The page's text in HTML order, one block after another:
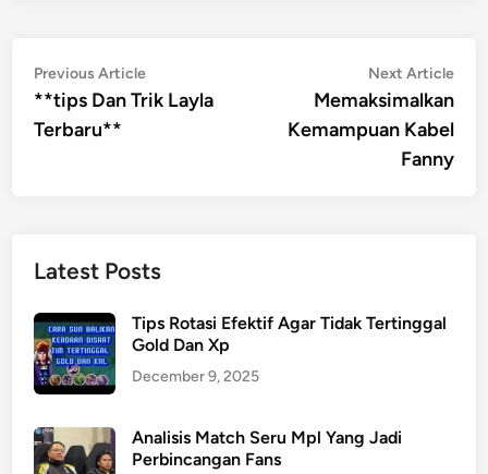
Post
navigation
Previous ArticlePrevious
article:
**tips Dan Trik Layla
Terbaru**
Next Article
Memaksimalkan
Kemampuan Kabel
Fanny
Latest Posts
Tips Rotasi Efektif Agar Tidak Tertinggal
Gold Dan Xp
December 9, 2025
Analisis Match Seru Mpl Yang Jadi
Perbincangan Fans